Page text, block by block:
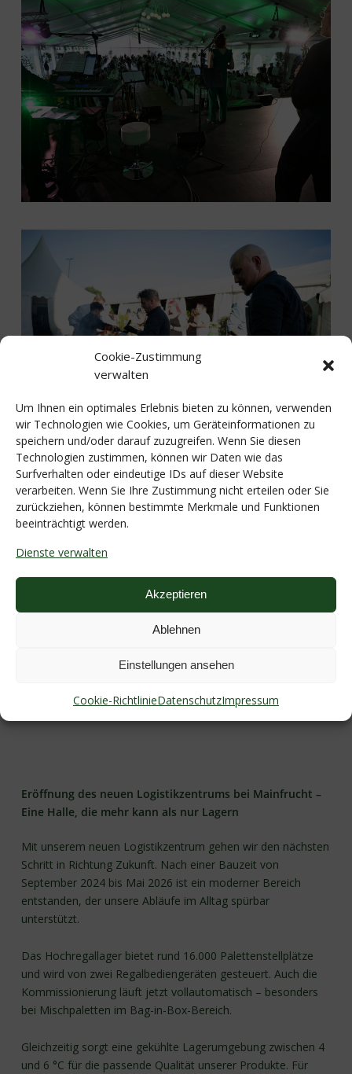
Cookie-Zustimmung
verwalten
Um Ihnen ein optimales Erlebnis bieten zu können, verwenden
wir Technologien wie Cookies, um Geräteinformationen zu
speichern und/oder darauf zuzugreifen. Wenn Sie diesen
Technologien zustimmen, können wir Daten wie das
Surfverhalten oder eindeutige IDs auf dieser Website
verarbeiten. Wenn Sie Ihre Zustimmung nicht erteilen oder Sie
zurückziehen, können bestimmte Merkmale und Funktionen
beeinträchtigt werden.
Dienste verwalten
Akzeptieren
Ablehnen
Einstellungen ansehen
Cookie-RichtlinieDatenschutzImpressum
Eröffnung des neuen Logistikzentrums bei Mainfrucht –
Eine Halle, die mehr kann als nur Lagern
Mit unserem neuen Logistikzentrum gehen wir den nächsten
Schritt in Richtung Zukunft. Nach einer Bauzeit von
September 2024 bis Mai 2026 ist ein moderner Bereich
entstanden, der unsere Abläufe im Alltag spürbar
unterstützt.
Das Hochregallager bietet rund 16.000 Palettenstellplätze
und wird von zwei Regalbediengeräten gesteuert. Auch die
Kommissionierung läuft jetzt vollautomatisch – besonders
bei Mischpaletten im Bag-in-Box-Bereich.
Gleichzeitig sorgt eine gekühlte Lagerumgebung zwischen 4
und 6 °C für die passende Qualität unserer Produkte. Für